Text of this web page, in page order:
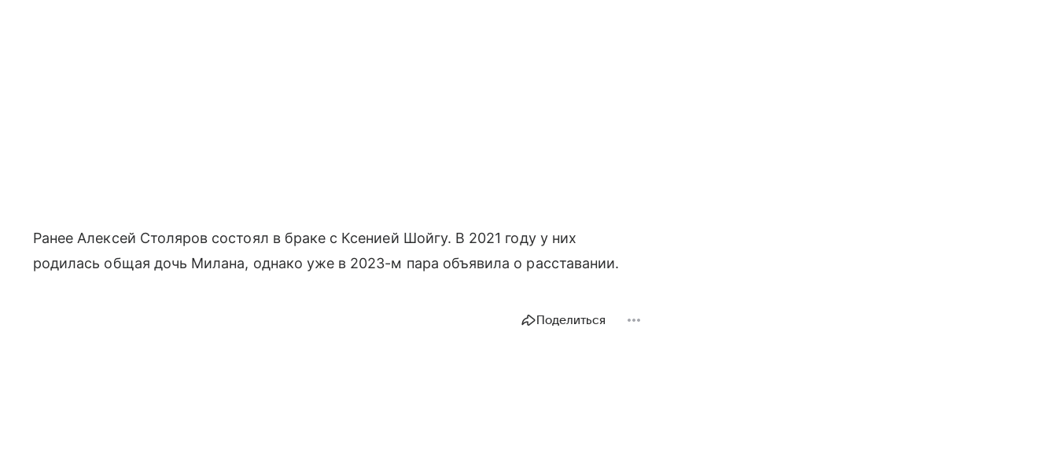
Ранее Алексей Столяров состоял в браке с Ксенией Шойгу. В 2021 году у них
родилась общая дочь Милана, однако уже в 2023-м пара объявила о расставании.
Поделиться